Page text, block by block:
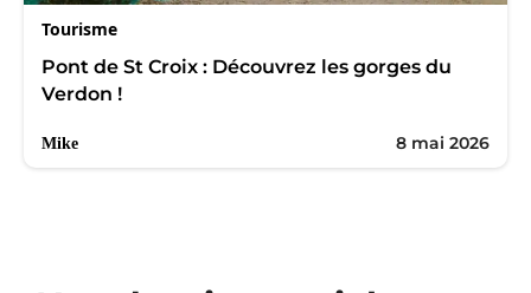
Tourisme
Pont de St Croix : Découvrez les gorges du
Verdon !
Mike 8 mai 2026